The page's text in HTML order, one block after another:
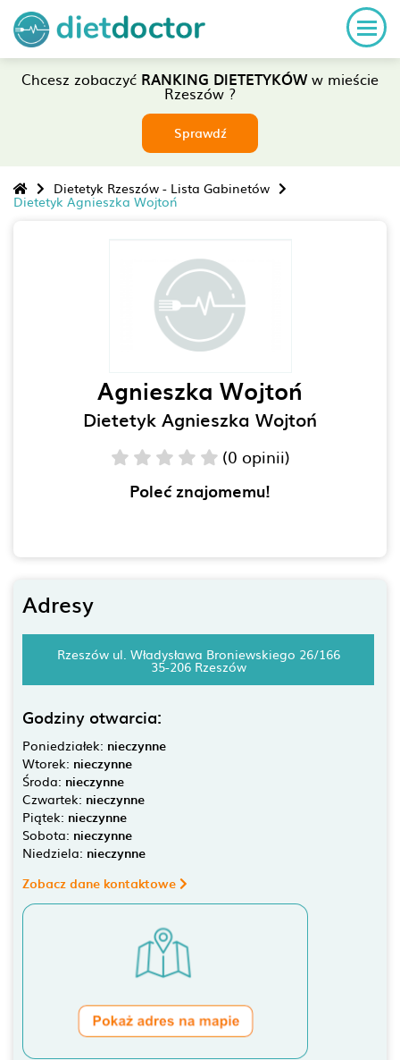
Chcesz zobaczyć RANKING DIETETYKÓWw mieście
Rzeszów ?
Sprawdź
Dietetyk Rzeszów - Lista Gabinetów
Dietetyk Agnieszka Wojtoń
Agnieszka Wojtoń
Dietetyk Agnieszka Wojtoń
(0 opinii)
Poleć znajomemu!
Adresy
Rzeszów ul. Władysława Broniewskiego 26/166
35-206 Rzeszów
Godziny otwarcia:
Poniedziałek: nieczynne
Wtorek: nieczynne
Środa: nieczynne
Czwartek: nieczynne
Piątek: nieczynne
Sobota: nieczynne
Niedziela: nieczynne
Zobacz dane kontaktowe